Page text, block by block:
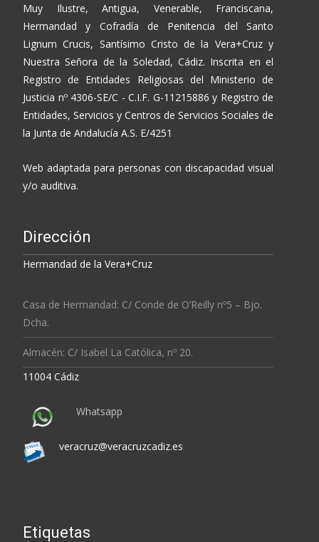
Muy Ilustre, Antigua, Venerable, Franciscana,
Hermandad y Cofradía de Penitencia del Santo
Lignum Crucis, Santísimo Cristo de la Vera+Cruz y
Nuestra Señora de la Soledad, Cádiz. Inscrita en el
Registro de Entidades Religiosas del Ministerio de
Justicia nº 4306-SE/C - C.I.F. G-11215886 y Registro de
Entidades, Servicios y Centros de Servicios Sociales de
la Junta de Andalucía A.S. E/4251
Web adaptada para personas con discapacidad visual
y/o auditiva.
Dirección
Hermandad de la Vera+Cruz
Casa de Hermandad: C/ Conde de O’Reilly nº5 – Bjo.
Dcha.
Almacén: C/ Isabel La Católica, nº 20.
11004 Cádiz
Whatsapp
veracruz@veracruzcadiz.es
Etiquetas